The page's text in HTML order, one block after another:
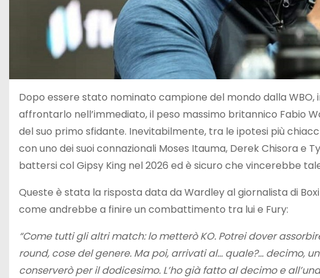
Dopo essere stato nominato campione del mondo dalla WBO,
affrontarlo nell’immediato, il peso massimo britannico Fabio
del suo primo sfidante. Inevitabilmente, tra le ipotesi più
con uno dei suoi connazionali Moses Itauma, Derek Chisora e
battersi col Gipsy King nel 2026 ed è sicuro che vincerebbe
Queste è stata la risposta data da Wardley al giornalista di
come andrebbe a finire un combattimento tra lui e Fury:
“Come tutti gli altri match: lo metterò KO. Potrei dover
round, cose del genere. Ma poi, arrivati al… quale?… decimo,
conserverò per il dodicesimo. L’ho già fatto al decimo e